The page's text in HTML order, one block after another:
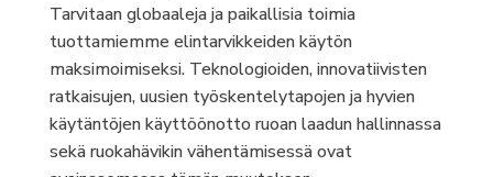
Tarvitaan globaaleja ja paikallisia toimia
tuottamiemme elintarvikkeiden käytön
maksimoimiseksi. Teknologioiden, innovatiivisten
ratkaisujen, uusien työskentelytapojen ja hyvien
käytäntöjen käyttöönotto ruoan laadun hallinnassa
sekä ruokahävikin vähentämisessä ovat